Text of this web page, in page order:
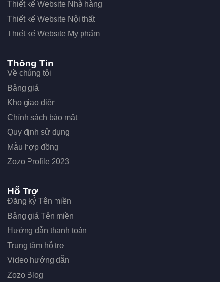
Thiết kế Website Nhà hàng
Thiết kế Website Nội thất
Thiết kế Website Mỹ phẩm
Thông Tin
Về chúng tôi
Bảng giá
Kho giao diện
Chính sách bảo mật
Quy định sử dụng
Mẫu hợp đồng
Zozo Profile 2023
Hỗ Trợ
Đăng ký Tên miền
Bảng giá Tên miền
Hướng dẫn thanh toán
Trung tâm hỗ trợ
Video hướng dẫn
Zozo Blog